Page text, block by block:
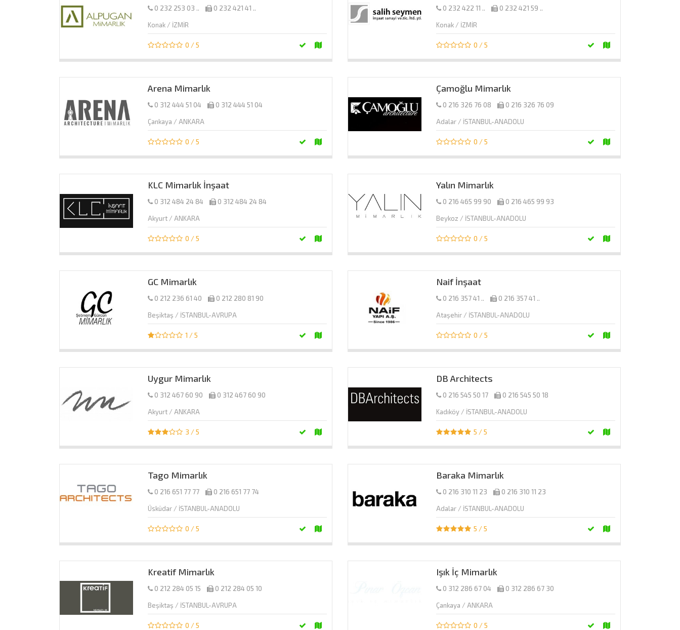
0 232 253 03 .. 0 232 421 41 ..
Konak / İZMİR
0 / 5
0 232 422 11 .. 0 232 421 59 ..
Konak / İZMİR
0 / 5
Arena Mimarlık
0 312 444 51 04 0 312 444 51 04
Çankaya / ANKARA
0 / 5
Çamoğlu Mimarlık
0 216 326 76 08 0 216 326 76 09
Adalar / İSTANBUL-ANADOLU
0 / 5
KLC Mimarlık İnşaat
0 312 484 24 84 0 312 484 24 84
Akyurt / ANKARA
0 / 5
Yalın Mimarlık
0 216 465 99 90 0 216 465 99 93
Beykoz / İSTANBUL-ANADOLU
0 / 5
GC Mimarlık
0 212 236 61 40 0 212 280 81 90
Beşiktaş / İSTANBUL-AVRUPA
1 / 5
Naif İnşaat
0 216 357 41 .. 0 216 357 41 ..
Ataşehir / İSTANBUL-ANADOLU
0 / 5
Uygur Mimarlık
0 312 467 60 90 0 312 467 60 90
Akyurt / ANKARA
3 / 5
DB Architects
0 216 545 50 17 0 216 545 50 18
Kadıköy / İSTANBUL-ANADOLU
5 / 5
Tago Mimarlık
0 216 651 77 77 0 216 651 77 74
Üsküdar / İSTANBUL-ANADOLU
0 / 5
Baraka Mimarlık
0 216 310 11 23 0 216 310 11 23
Adalar / İSTANBUL-ANADOLU
5 / 5
Kreatif Mimarlık
0 212 284 05 15 0 212 284 05 10
Beşiktaş / İSTANBUL-AVRUPA
0 / 5
Işık İç Mimarlık
0 312 286 67 04 0 312 286 67 30
Çankaya / ANKARA
0 / 5